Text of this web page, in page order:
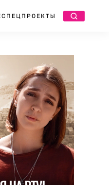
СПЕЦПРОЕКТЫ